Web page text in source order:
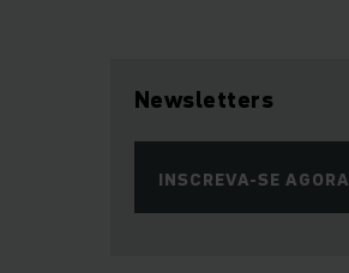
Newsletters
INSCREVA-SE AGORA